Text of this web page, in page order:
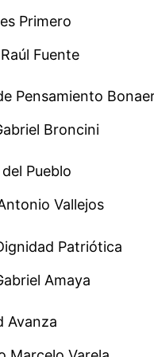
Primero
Fuente
Pensamiento
Broncini
Pueblo
Vallejos
Patriótica
Amaya
Avanza